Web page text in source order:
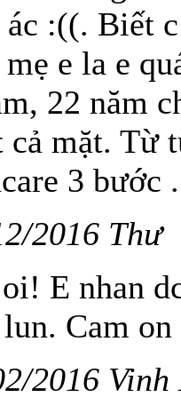
:((. Biết
e la e
22 năm
cả mặt. Từ
3 bước
2016 Thư
E nhan
Cam on
2016 Vinh